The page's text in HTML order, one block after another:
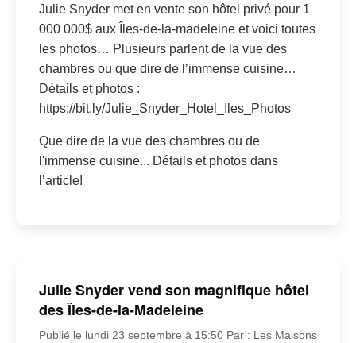
Julie Snyder met en vente son hôtel privé pour 1
000 000$ aux Îles-de-la-madeleine et voici toutes
les photos… Plusieurs parlent de la vue des
chambres ou que dire de l’immense cuisine…
Détails et photos :
https://bit.ly/Julie_Snyder_Hotel_Iles_Photos
Que dire de la vue des chambres ou de
l'immense cuisine... Détails et photos dans
l’article!
Julie Snyder vend son magnifique hôtel
des Îles-de-la-Madeleine
Publié le lundi 23 septembre à 15:50 Par : Les Maisons